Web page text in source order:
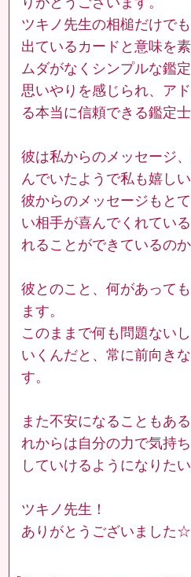
ツキノ先生の相槌だけでも
出ているカードと意味を
ムダがなくシンプルな鑑
思いやりを感じられ、ア
る本当に信頼できる鑑定
彼は私からのメッセージ
んでいたようで私も嬉しい
彼からのメッセージもと
い相手が喜んでくれてい
れることができているの
彼とのこと、何があって
ます。
このままで何も問題ない
いくんだと、常に前向き
す。
また不安になることもあ
れからは自分の力で気持
していけるようになりたい
ツキノ先生！
ありがとうございました☆